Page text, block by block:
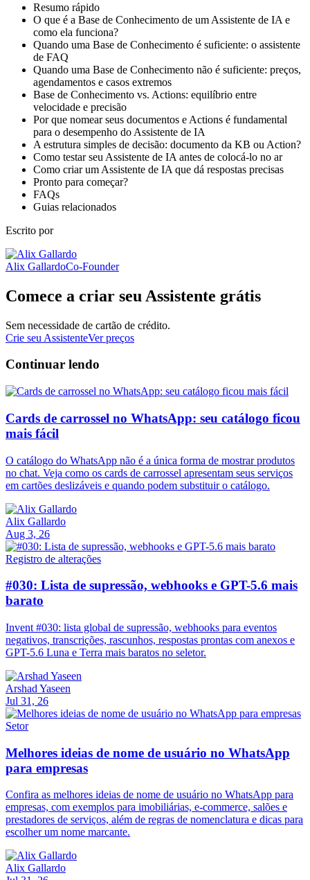
Resumo rápido
O que é a Base de Conhecimento de um Assistente de IA e
como ela funciona?
Quando uma Base de Conhecimento é suficiente: o assistente
de FAQ
Quando uma Base de Conhecimento não é suficiente: preços,
agendamentos e casos extremos
Base de Conhecimento vs. Actions: equilíbrio entre
velocidade e precisão
Por que nomear seus documentos e Actions é fundamental
para o desempenho do Assistente de IA
A estrutura simples de decisão: documento da KB ou Action?
Como testar seu Assistente de IA antes de colocá-lo no ar
Como criar um Assistente de IA que dá respostas precisas
Pronto para começar?
FAQs
Guias relacionados
Escrito por
Alix GallardoCo-Founder
Comece a criar seu Assistente grátis
Sem necessidade de cartão de crédito.
Crie seu AssistenteVer preços
Continuar lendo
Cards de carrossel no WhatsApp: seu catálogo ficou
mais fácil
O catálogo do WhatsApp não é a única forma de mostrar produtos
no chat. Veja como os cards de carrossel apresentam seus serviços
em cartões deslizáveis e quando podem substituir o catálogo.
Alix Gallardo
Aug 3, 26
Registro de alterações
#030: Lista de supressão, webhooks e GPT-5.6 mais
barato
Invent #030: lista global de supressão, webhooks para eventos
negativos, transcrições, rascunhos, respostas prontas com anexos e
GPT-5.6 Luna e Terra mais baratos no seletor.
Arshad Yaseen
Jul 31, 26
Setor
Melhores ideias de nome de usuário no WhatsApp
para empresas
Confira as melhores ideias de nome de usuário no WhatsApp para
empresas, com exemplos para imobiliárias, e-commerce, salões e
prestadores de serviços, além de regras de nomenclatura e dicas para
escolher um nome marcante.
Alix Gallardo